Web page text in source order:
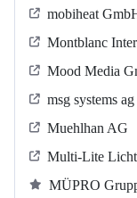
mobiheat
Montblanc
Mood Media
msg systems ag
Muehlhan AG
Multi-Lite
MÜPRO